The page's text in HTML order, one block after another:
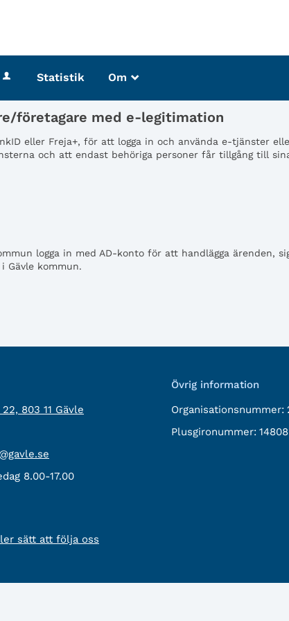
Statistik Om _
företagare med e-legitimation
eller Freja+, för att logga in och använda e-tjänster
och att endast behöriga personer får tillgång till
logga in med AD-konto för att handlägga
Gävle kommun.
803 11 Gävle
8.00-17.00
Övrig information
Organisationsnummer:
Plusgironummer:
sätt att följa oss